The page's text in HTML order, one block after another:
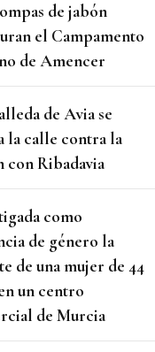
de jabón
el Campamento
de Amencer
de Avia se
la calle contra la
con Ribadavia
como
de género la
de una mujer de 44
un centro
de Murcia